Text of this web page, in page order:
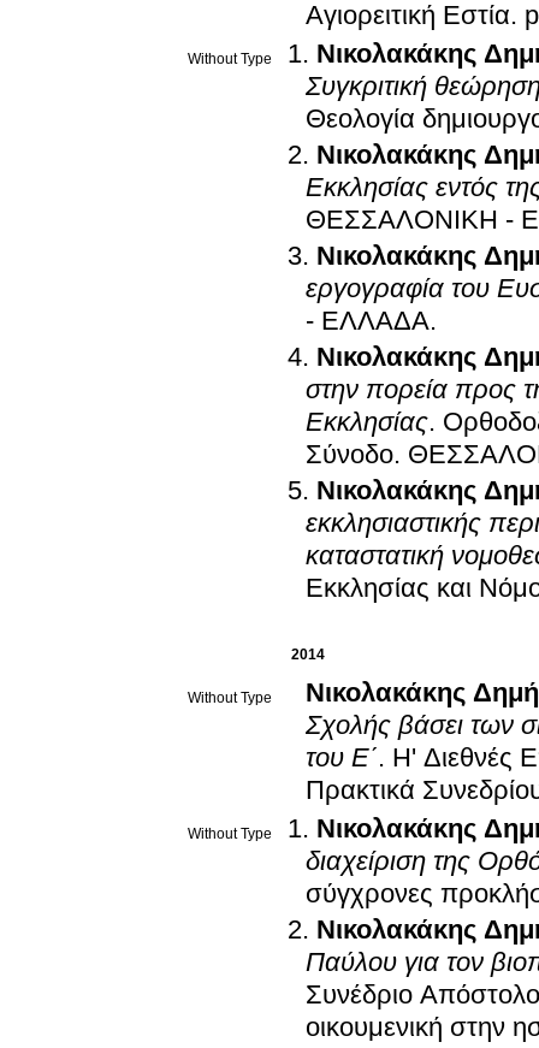
Αγιορειτική Εστία.
Without Type
Νικολακάκης
Συγκριτική
Θεολογία
Νικολακάκης
Εκκλησίας εντός
ΘΕΣΣΑΛΟΝΙΚΗ -
Νικολακάκης
εργογραφία του
- ΕΛΛΑΔΑ.
Νικολακάκης
στην πορεία προς
Εκκλησίας.
Σύνοδο.
Νικολακάκης
εκκλησιαστικής
καταστατική
Εκκλησίας και
2014
Without Type
Νικολακάκης
Σχολής βάσει των
του Ε΄. Η' Διεθνές
Πρακτικά
Without Type
Νικολακάκης
διαχείριση της
σύγχρονες
Νικολακάκης
Παύλου για τον
Συνέδριο
οικουμενική στην